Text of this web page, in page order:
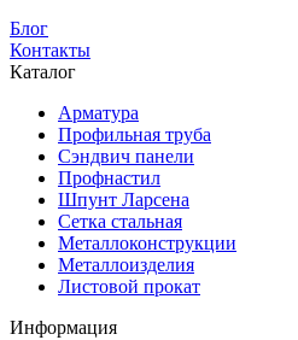
Блог
Контакты
Каталог
Арматура
Профильная труба
Сэндвич панели
Профнастил
Шпунт Ларсена
Сетка стальная
Металлоконструкции
Металлоизделия
Листовой прокат
Информация